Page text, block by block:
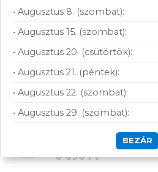
Legújabb termékek
fülhallgató (fehér)
6 690Ft
• Augusztus 8. (szombat):
• Augusztus 15. (szombat):
• Augusztus 20. (csütörtök):
• Augusztus 21. (péntek):
• Augusztus 22. (szombat):
• Augusztus 29. (szombat):
BEZÁR